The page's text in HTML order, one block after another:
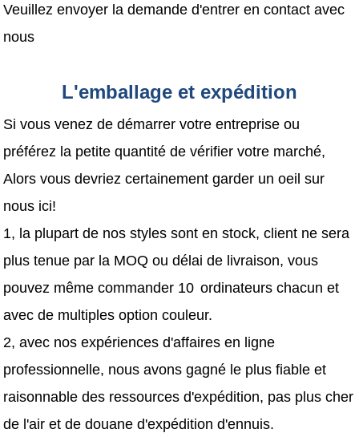
Veuillez envoyer la demande d'entrer en contact avec
nous
L'emballage et expédition
Si vous venez de démarrer votre entreprise ou
préférez la petite quantité de vérifier votre marché,
Alors vous devriez certainement garder un oeil sur
nous ici!
1, la plupart de nos styles sont en stock, client ne sera
plus tenue par la MOQ ou délai de livraison, vous
pouvez même commander 10 ordinateurs chacun et
avec de multiples option couleur.
2, avec nos expériences d'affaires en ligne
professionnelle, nous avons gagné le plus fiable et
raisonnable des ressources d'expédition, pas plus cher
de l'air et de douane d'expédition d'ennuis.